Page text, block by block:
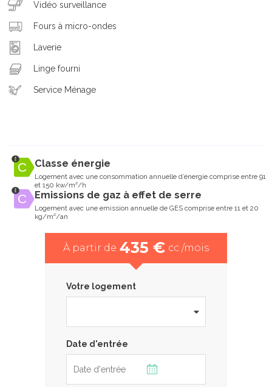
Vidéo surveillance
Fours à micro-ondes
Laverie
Linge fourni
Service Ménage
Classe énergie
Logement avec une consommation annuelle d’énergie comprise entre 91
et 150 kw/m²/h
Emissions de gaz à effet de serre
Logement avec une emission annuelle de GES comprise entre 11 et 20
kg/m²/an
À partir de 435 € cc /mois
Votre logement
Date d'entrée